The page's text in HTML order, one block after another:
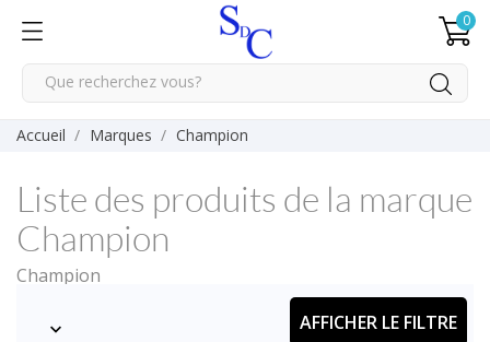
0
Accueil Marques Champion
Liste des produits de la marque
Champion
Champion
 AFFICHER LE FILTRE